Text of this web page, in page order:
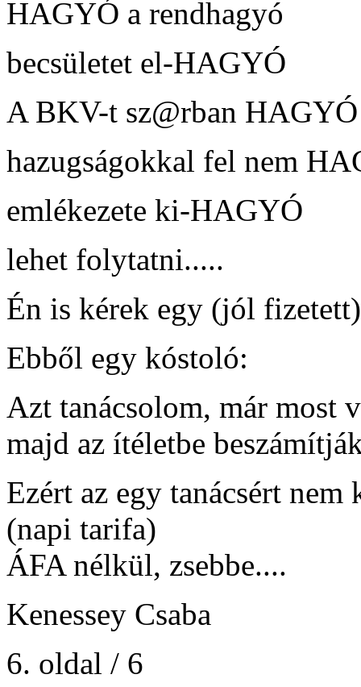
HAGYÓ a rendhagyó
becsületet el-HAGYÓ
A BKV-t sz@rban HAGYÓ
hazugságokkal fel nem
emlékezete ki-HAGYÓ
lehet folytatni.....
Én is kérek egy (jól
Ebből egy kóstoló:
Azt tanácsolom, már most
majd az ítéletbe
Ezért az egy tanácsért
(napi tarifa)
ÁFA nélkül, zsebbe....
Kenessey Csaba
6. oldal / 6